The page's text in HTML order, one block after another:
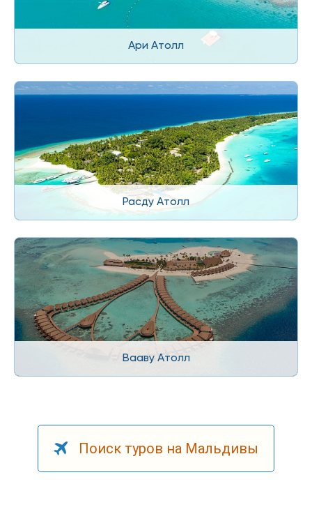
Ари Атолл
Расду Атолл
Вааву Атолл
Поиск туров на Мальдивы